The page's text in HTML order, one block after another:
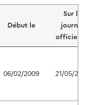
Début le
Sur le
journal
officiel
06/02/2009 21/05/